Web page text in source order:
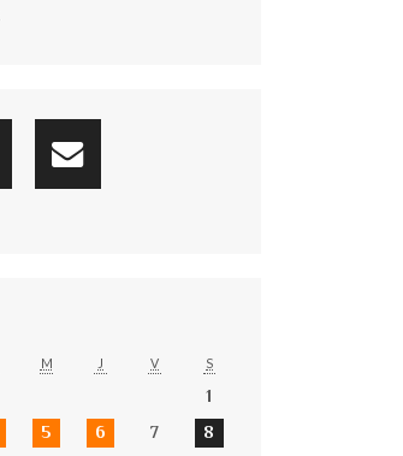
M J V S
1
5 6 7
8